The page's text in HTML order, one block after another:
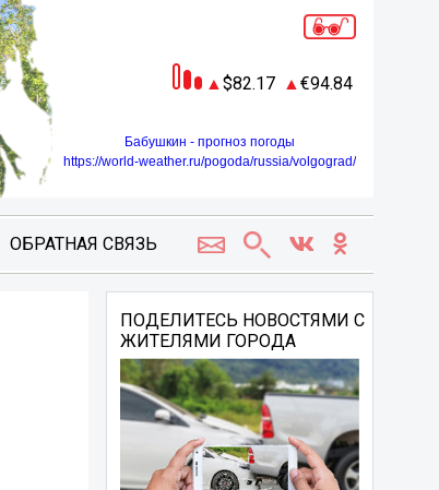
82.17 94.84
Бабушкин - прогноз погоды
https://world-weather.ru/pogoda/russia/volgograd/
ОБРАТНАЯ СВЯЗЬ
ПОДЕЛИТЕСЬ НОВОСТЯМИ С
ЖИТЕЛЯМИ ГОРОДА